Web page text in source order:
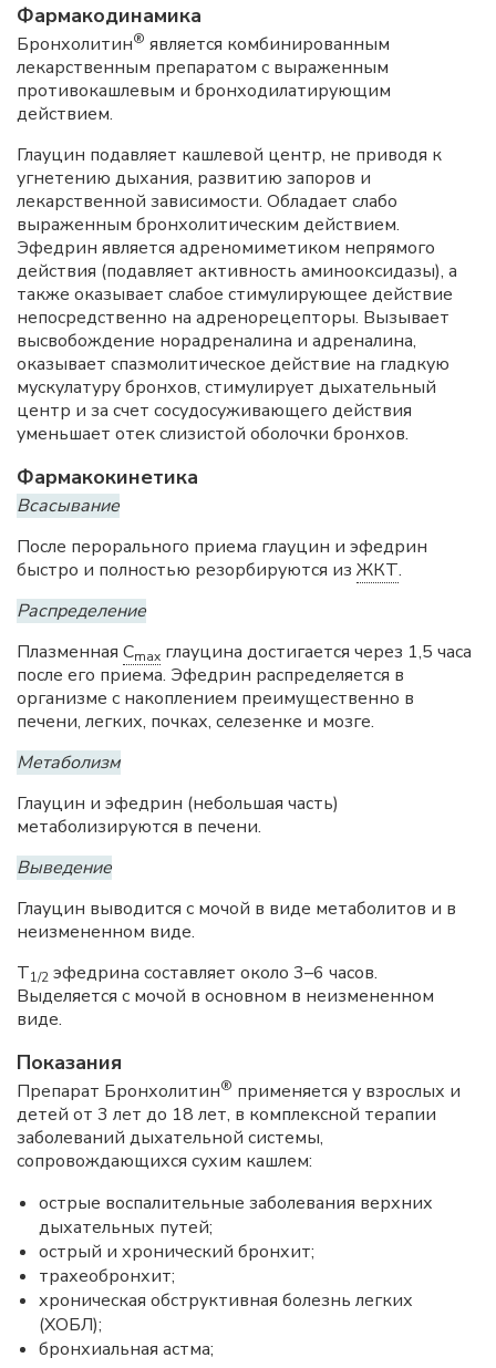
Фармакодинамика
Бронхолитин® является комбинированным
лекарственным препаратом с выраженным
противокашлевым и бронходилатирующим
действием.
Глауцин подавляет кашлевой центр, не приводя к
угнетению дыхания, развитию запоров и
лекарственной зависимости. Обладает слабо
выраженным бронхолитическим действием.
Эфедрин является адреномиметиком непрямого
действия (подавляет активность аминооксидазы), а
также оказывает слабое стимулирующее действие
непосредственно на адренорецепторы. Вызывает
высвобождение норадреналина и адреналина,
оказывает спазмолитическое действие на гладкую
мускулатуру бронхов, стимулирует дыхательный
центр и за счет сосудосуживающего действия
уменьшает отек слизистой оболочки бронхов.
Фармакокинетика
Всасывание
После перорального приема глауцин и эфедрин
быстро и полностью резорбируются из ЖКТ.
Распределение
Плазменная Cmax глауцина достигается через 1,5 часа
после его приема. Эфедрин распределяется в
организме с накоплением преимущественно в
печени, легких, почках, селезенке и мозге.
Метаболизм
Глауцин и эфедрин (небольшая часть)
метаболизируются в печени.
Выведение
Глауцин выводится с мочой в виде метаболитов и в
неизмененном виде.
T1/2 эфедрина составляет около 3–6 часов.
Выделяется с мочой в основном в неизмененном
виде.
Показания
Препарат Бронхолитин® применяется у взрослых и
детей от 3 лет до 18 лет, в комплексной терапии
заболеваний дыхательной системы,
сопровождающихся сухим кашлем:
острые воспалительные заболевания верхних
дыхательных путей;
острый и хронический бронхит;
трахеобронхит;
хроническая обструктивная болезнь легких
(ХОБЛ);
бронхиальная астма;